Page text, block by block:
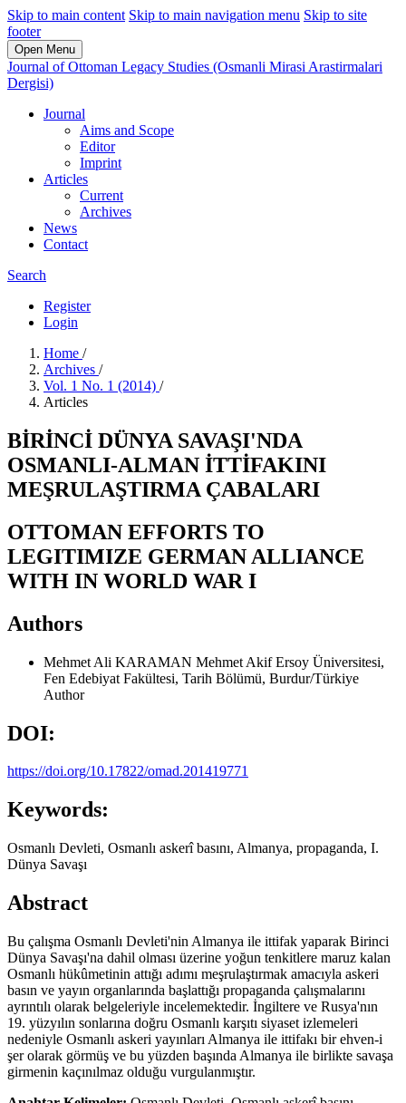
Skip to main content Skip to main navigation menu Skip to site
footer
Open Menu
Journal of Ottoman Legacy Studies (Osmanli Mirasi Arastirmalari
Dergisi)
Journal
Aims and Scope
Editor
Imprint
Articles
Current
Archives
News
Contact
Search
Register
Login
Home /
Archives /
Vol. 1 No. 1 (2014) /
Articles
BİRİNCİ DÜNYA SAVAŞI'NDA
OSMANLI-ALMAN İTTİFAKINI
MEŞRULAŞTIRMA ÇABALARI
OTTOMAN EFFORTS TO
LEGITIMIZE GERMAN ALLIANCE
WITH IN WORLD WAR I
Authors
Mehmet Ali KARAMAN Mehmet Akif Ersoy Üniversitesi,
Fen Edebiyat Fakültesi, Tarih Bölümü, Burdur/Türkiye
Author
DOI:
https://doi.org/10.17822/omad.201419771
Keywords:
Osmanlı Devleti, Osmanlı askerî basını, Almanya, propaganda, I.
Dünya Savaşı
Abstract
Bu çalışma Osmanlı Devleti'nin Almanya ile ittifak yaparak Birinci
Dünya Savaşı'na dahil olması üzerine yoğun tenkitlere maruz kalan
Osmanlı hükûmetinin attığı adımı meşrulaştırmak amacıyla askeri
basın ve yayın organlarında başlattığı propaganda çalışmalarını
ayrıntılı olarak belgeleriyle incelemektedir. İngiltere ve Rusya'nın
19. yüzyılın sonlarına doğru Osmanlı karşıtı siyaset izlemeleri
nedeniyle Osmanlı askeri yayınları Almanya ile ittifakı bir ehven-i
şer olarak görmüş ve bu yüzden başında Almanya ile birlikte savaşa
girmenin kaçınılmaz olduğu vurgulanmıştır.